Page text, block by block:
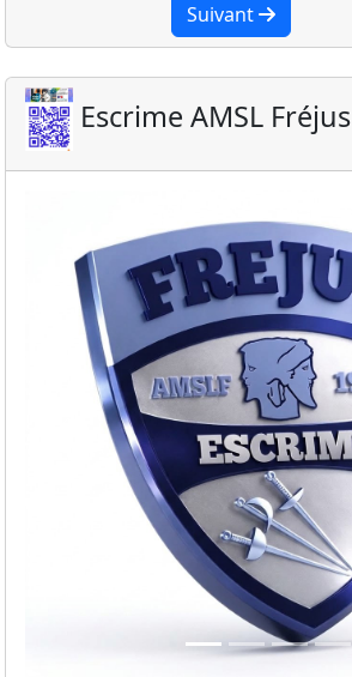
Suivant
Escrime AMSL Fréjus
Previous